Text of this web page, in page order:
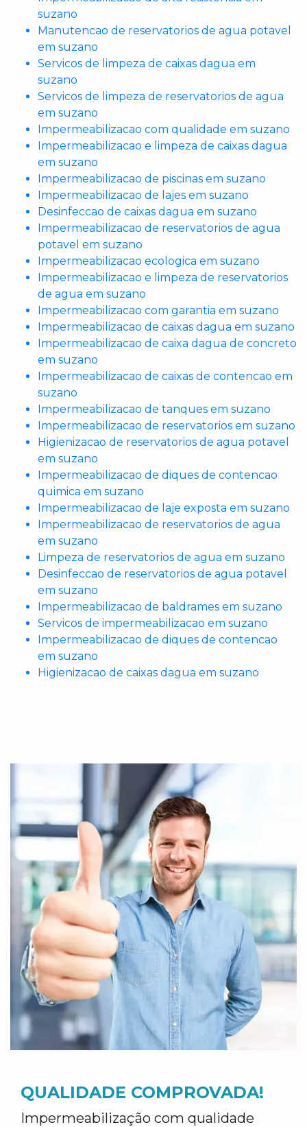
suzano
Manutencao de reservatorios de agua potavel
em suzano
Servicos de limpeza de caixas dagua em
suzano
Servicos de limpeza de reservatorios de agua
em suzano
Impermeabilizacao com qualidade em suzano
Impermeabilizacao e limpeza de caixas dagua
em suzano
Impermeabilizacao de piscinas em suzano
Impermeabilizacao de lajes em suzano
Desinfeccao de caixas dagua em suzano
Impermeabilizacao de reservatorios de agua
potavel em suzano
Impermeabilizacao ecologica em suzano
Impermeabilizacao e limpeza de reservatorios
de agua em suzano
Impermeabilizacao com garantia em suzano
Impermeabilizacao de caixas dagua em suzano
Impermeabilizacao de caixa dagua de concreto
em suzano
Impermeabilizacao de caixas de contencao em
suzano
Impermeabilizacao de tanques em suzano
Impermeabilizacao de reservatorios em suzano
Higienizacao de reservatorios de agua potavel
em suzano
Impermeabilizacao de diques de contencao
quimica em suzano
Impermeabilizacao de laje exposta em suzano
Impermeabilizacao de reservatorios de agua
em suzano
Limpeza de reservatorios de agua em suzano
Desinfeccao de reservatorios de agua potavel
em suzano
Impermeabilizacao de baldrames em suzano
Servicos de impermeabilizacao em suzano
Impermeabilizacao de diques de contencao
em suzano
Higienizacao de caixas dagua em suzano
QUALIDADE COMPROVADA!
Impermeabilização com qualidade